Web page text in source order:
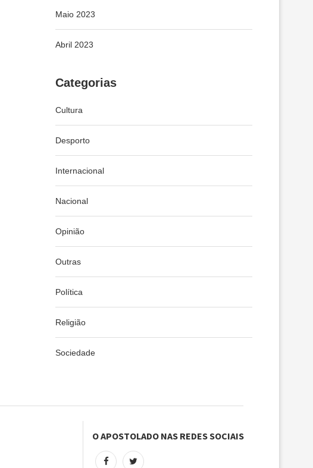
Maio 2023
Abril 2023
Categorias
Cultura
Desporto
Internacional
Nacional
Opinião
Outras
Política
Religião
Sociedade
O APOSTOLADO NAS REDES SOCIAIS